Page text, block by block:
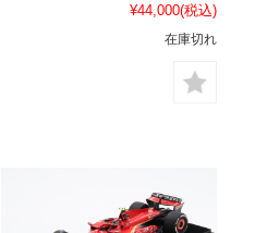
¥44,000(税込)
在庫切れ